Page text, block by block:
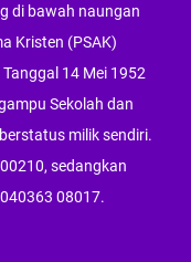
di bawah naungan
Kristen (PSAK)
14 Mei 1952
Sekolah dan
milik sendiri.
sedangkan
08017.